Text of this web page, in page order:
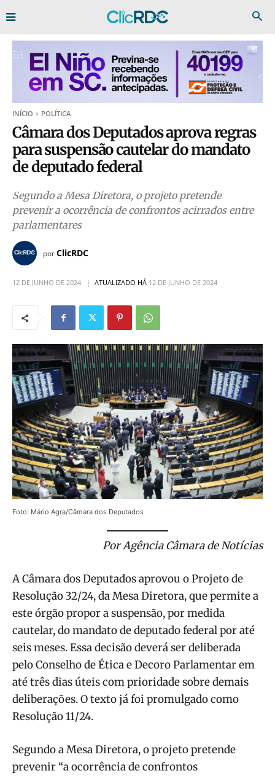
INÍCIO POLÍTICA
Câmara dos Deputados aprova regras
para suspensão cautelar do mandato
de deputado federal
Segundo a Mesa Diretora, o projeto pretende
prevenir a ocorrência de confrontos acirrados entre
parlamentares
porClicRDC
12 DE JUNHO DE 2024 ATUALIZADO HÁ 12 DE JUNHO DE 2024
Foto: Mário Agra/Câmara dos Deputados
Por Agência Câmara de Notícias
A Câmara dos Deputados aprovou o Projeto de
Resolução 32/24, da Mesa Diretora, que permite a
este órgão propor a suspensão, por medida
cautelar, do mandato de deputado federal por até
seis meses. Essa decisão deverá ser deliberada
pelo Conselho de Ética e Decoro Parlamentar em
até três dias úteis com prioridade sobre demais
deliberações. O texto já foi promulgado como
Resolução 11/24.
Segundo a Mesa Diretora, o projeto pretende
prevenir “a ocorrência de confrontos